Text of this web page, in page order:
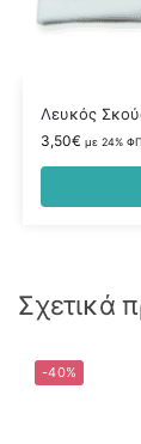
Λευκός
3,50€ με 24%
Σχετικά
-40%